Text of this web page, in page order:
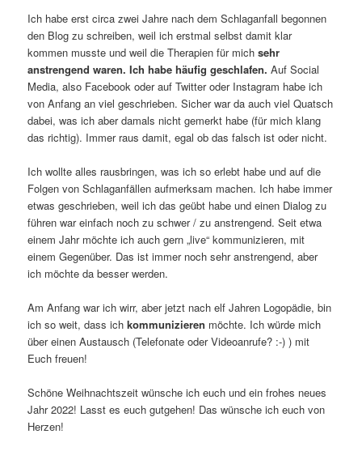
Ich habe erst circa zwei Jahre nach dem Schlaganfall begonnen
den Blog zu schreiben, weil ich erstmal selbst damit klar
kommen musste und weil die Therapien für michsehr
anstrengend waren. Ich habe häufig geschlafen. Auf Social
Media, also Facebook oder auf Twitter oder Instagram habe ich
von Anfang an viel geschrieben. Sicher war da auch viel Quatsch
dabei, was ich aber damals nicht gemerkt habe (für mich klang
das richtig). Immer raus damit, egal ob das falsch ist oder nicht.
Ich wollte alles rausbringen, was ich so erlebt habe und auf die
Folgen von Schlaganfällen aufmerksam machen. Ich habe immer
etwas geschrieben, weil ich das geübt habe und einen Dialog zu
führen war einfach noch zu schwer / zu anstrengend. Seit etwa
einem Jahr möchte ich auch gern „live“ kommunizieren, mit
einem Gegenüber. Das ist immer noch sehr anstrengend, aber
ich möchte da besser werden.
Am Anfang war ich wirr, aber jetzt nach elf Jahren Logopädie, bin
ich so weit, dass ichkommunizieren möchte. Ich würde mich
über einen Austausch (Telefonate oder Videoanrufe? :-) ) mit
Euch freuen!
Schöne Weihnachtszeit wünsche ich euch und ein frohes neues
Jahr 2022! Lasst es euch gutgehen! Das wünsche ich euch von
Herzen!